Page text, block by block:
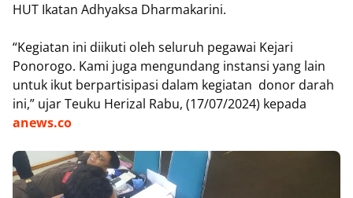
HUT Ikatan Adhyaksa Dharmakarini.
“Kegiatan ini diikuti oleh seluruh pegawai Kejari
Ponorogo. Kami juga mengundang instansi yang lain
untuk ikut berpartisipasi dalam kegiatan donor darah
ini,” ujar Teuku Herizal Rabu, (17/07/2024) kepada
anews.co